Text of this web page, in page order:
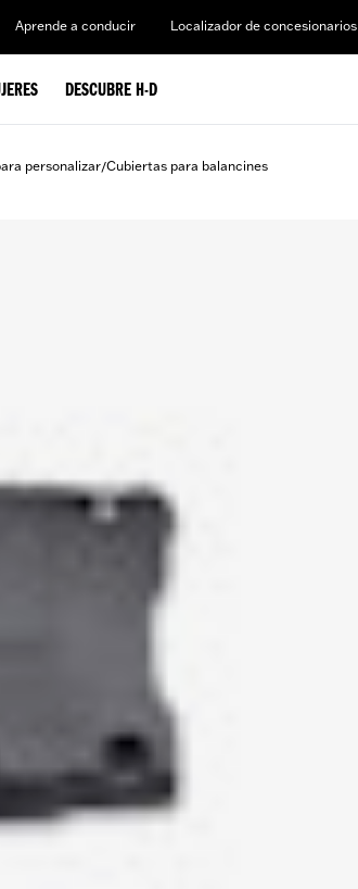
Aprende a conducir Localizador de concesionarios
DESCUBRE H-D
personalizar/Cubiertas para balancines